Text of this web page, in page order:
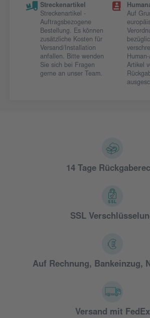
Streckenartikel
Streckenartikel -
Auftragsbezogene
Bestellung. Es können
zusätzliche Kosten für
Versand/Installation
anfallen. Bitte wenden
Sie sich bei Fragen
gerne an unser Team.
Auf
Artikel
14 Tage
SSL
Auf Rechnung, Bankeinzug,
Versand mit FedEx